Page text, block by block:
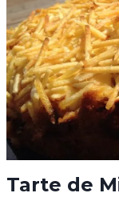
Tarte de